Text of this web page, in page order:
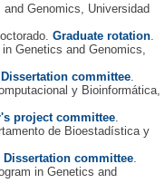
Genomics, Universidad
Graduate rotation
Genetics and Genomics,
Dissertation committee
y Bioinformática,
project committee
de Bioestadística y
Dissertation committee
in Genetics and